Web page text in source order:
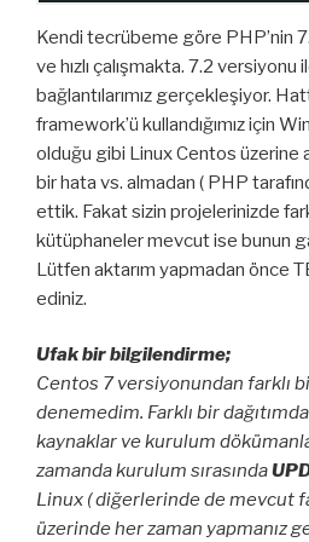
Kendi tecrübeme göre PHP’nin
ve hızlı çalışmakta. 7.2 versiyonu
bağlantılarımız gerçekleşiyor.
framework’ü kullandığımız için
olduğu gibi Linux Centos üzerine
bir hata vs. almadan ( PHP
ettik. Fakat sizin projelerinizde
kütüphaneler mevcut ise bunun
Lütfen aktarım yapmadan önce
ediniz.
Ufak bir bilgilendirme;
Centos 7 versiyonundan farklı
denemedim. Farklı bir
kaynaklar ve kurulum
zamanda kurulum sırasında
Linux ( diğerlerinde de mevcut
üzerinde her zaman yapmanız